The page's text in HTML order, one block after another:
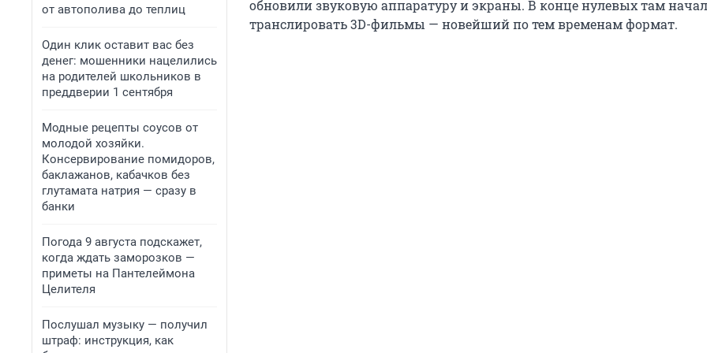
от автополива до теплиц
Один клик оставит вас без
денег: мошенники нацелились
на родителей школьников в
преддверии 1 сентября
Модные рецепты соусов от
молодой хозяйки.
Консервирование помидоров,
баклажанов, кабачков без
глутамата натрия — сразу в
банки
Погода 9 августа подскажет,
когда ждать заморозков —
приметы на Пантелеймона
Целителя
Послушал музыку — получил
штраф: инструкция, как
обновили звуковую аппаратуру и экраны. В конце нулевых там
транслировать 3D-фильмы — новейший по тем временам формат.